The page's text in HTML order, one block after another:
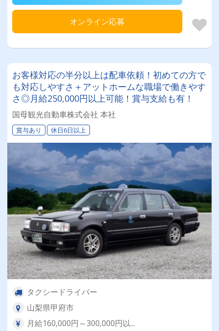
オンライン応募
お客様対応の半分以上は配車依頼！初めての方で
も対応しやすさ＋アットホームな職場で働きやす
さ◎月給250,000円以上可能！賞与支給も有！
国母観光自動車株式会社 本社
賞与あり 休日6日以上
タクシードライバー
山梨県甲府市
月給160,000円～300,000円以...